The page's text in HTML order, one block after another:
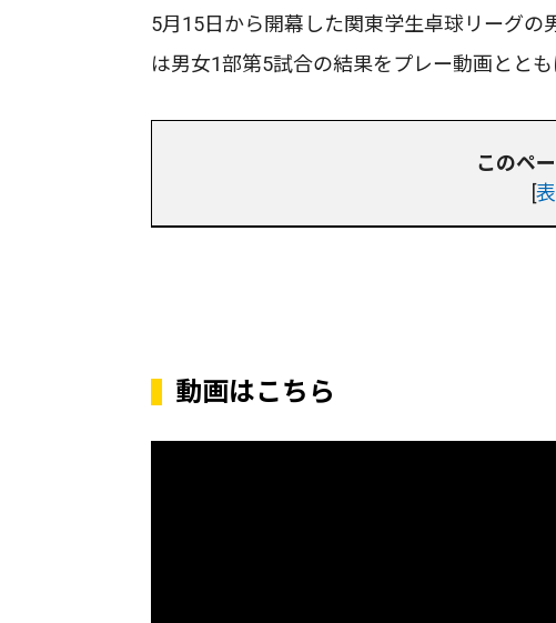
5月15日から開幕した関東学生卓球リーグ
は男女1部第5試合の結果をプレー動画とと
このペ
[
動画はこちら